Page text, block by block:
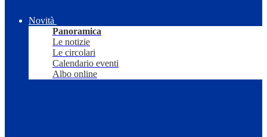
Novità
Panoramica
Le notizie
Le circolari
Calendario eventi
Albo online